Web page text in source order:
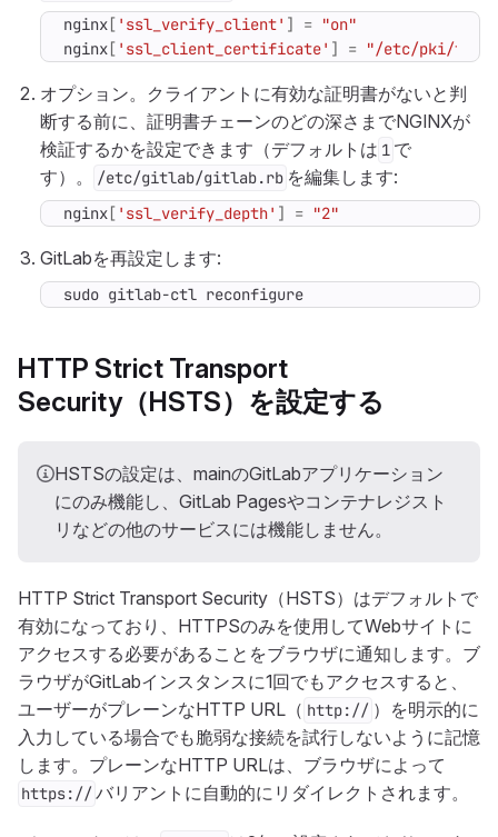
nginx[ 'ssl_verify_client' ] = "on"
nginx[ 'ssl_client_certificate' ] = "/etc/pki/tls/
オプション。クライアントに有効な証明書がないと判
断する前に、証明書チェーンのどの深さまでNGINXが
検証するかを設定できます（デフォルトは 1 で
す）。
/etc/gitlab/gitlab.rb を編集します:
nginx[ 'ssl_verify_depth' ] = "2"
GitLabを再設定します:
sudo gitlab-ctl reconfigure
HTTP Strict Transport
Security（HSTS）を設定する
HSTSの設定は、mainのGitLabアプリケーション
にのみ機能し、GitLab Pagesやコンテナレジスト
リなどの他のサービスには機能しません。
HTTP Strict Transport Security（HSTS）はデフォルトで
有効になっており、HTTPSのみを使用してWebサイトに
アクセスする必要があることをブラウザに通知します。ブ
ラウザがGitLabインスタンスに1回でもアクセスすると、
ユーザーがプレーンなHTTP URL（ http:// ）を明示的に
入力している場合でも脆弱な接続を試行しないように記憶
します。プレーンなHTTP URLは、ブラウザによって
https://バリアントに自動的にリダイレクトされます。